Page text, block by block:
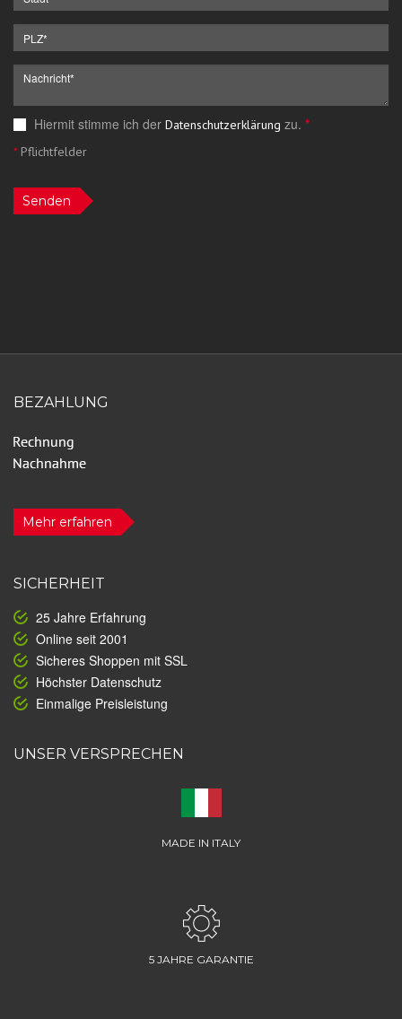
Hiermit stimme ich der Datenschutzerklärung zu. *
*Pflichtfelder
Senden
BEZAHLUNG
Mehr erfahren
SICHERHEIT
25 Jahre Erfahrung
Online seit 2001
Sicheres Shoppen mit SSL
Höchster Datenschutz
Einmalige Preisleistung
UNSER VERSPRECHEN
MADE IN ITALY
5 JAHRE GARANTIE